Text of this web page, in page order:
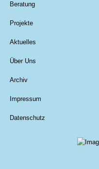
Beratung
Projekte
Aktuelles
Über Uns
Archiv
Impressum
Datenschutz